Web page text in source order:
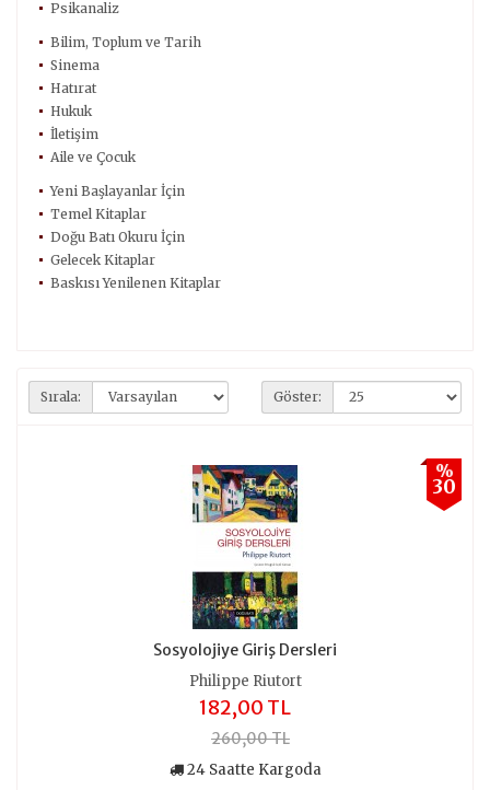
Psikanaliz
Bilim, Toplum ve Tarih
Sinema
Hatırat
Hukuk
İletişim
Aile ve Çocuk
Yeni Başlayanlar İçin
Temel Kitaplar
Doğu Batı Okuru İçin
Gelecek Kitaplar
Baskısı Yenilenen Kitaplar
Sırala: Göster:
%
30
Sosyolojiye Giriş Dersleri
Philippe Riutort
182,00 TL
260,00 TL
24 Saatte Kargoda